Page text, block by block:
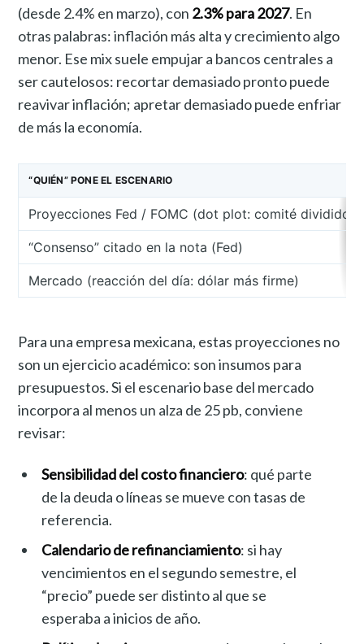
(desde 2.4% en marzo), con 2.3% para 2027. En
otras palabras: inflación más alta y crecimiento algo
menor. Ese mix suele empujar a bancos centrales a
ser cautelosos: recortar demasiado pronto puede
reavivar inflación; apretar demasiado puede enfriar
de más la economía.
“QUIÉN” PONE EL ESCENARIO
Proyecciones Fed / FOMC (dot plot: comité dividido)
“Consenso” citado en la nota (Fed)
Mercado (reacción del día: dólar más firme)
Para una empresa mexicana, estas proyecciones no
son un ejercicio académico: son insumos para
presupuestos. Si el escenario base del mercado
incorpora al menos un alza de 25 pb, conviene
revisar:
Sensibilidad del costo financiero: qué parte
de la deuda o líneas se mueve con tasas de
referencia.
Calendario de refinanciamiento: si hay
vencimientos en el segundo semestre, el
“precio” puede ser distinto al que se
esperaba a inicios de año.